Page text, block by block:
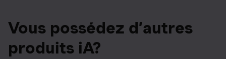
Vous possédez d’autres
produits iA?